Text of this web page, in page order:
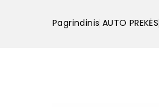
Pagrindinis AUTO PREKĖS